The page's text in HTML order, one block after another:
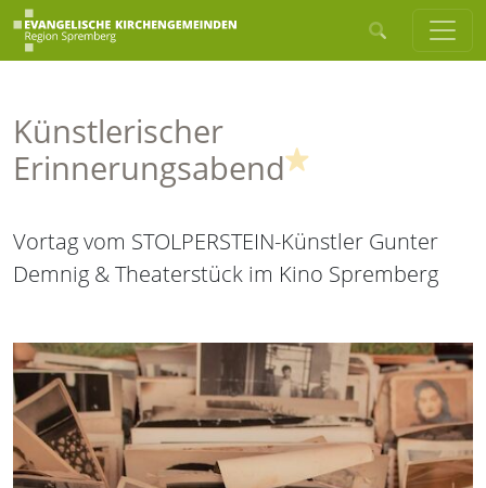
Künstlerischer
Erinnerungsabend
Vortag vom STOLPERSTEIN-Künstler Gunter
Demnig & Theaterstück im Kino Spremberg